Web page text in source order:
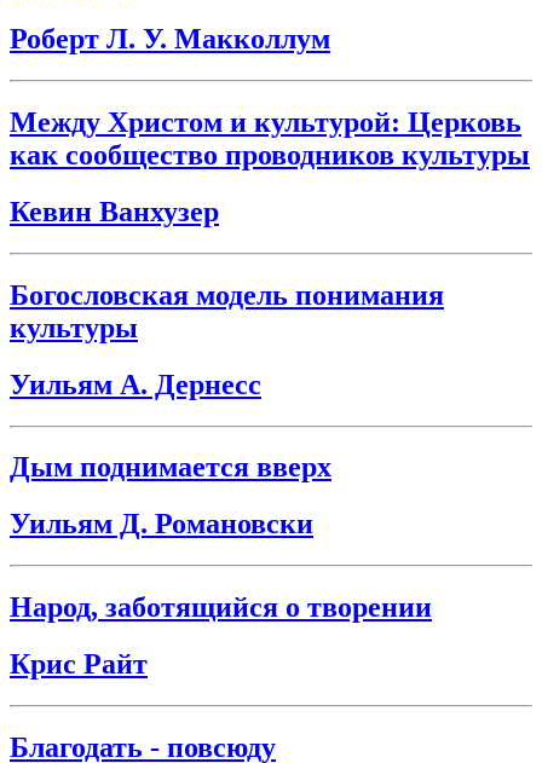
Роберт Л. У. Макколлум
Между Христом и культурой: Церковь
как сообщество проводников культуры
Кевин Ванхузер
Богословская модель понимания
культуры
Уильям А. Дернесс
Дым поднимается вверх
Уильям Д. Романовски
Народ, заботящийся о творении
Крис Райт
Благодать - повсюду